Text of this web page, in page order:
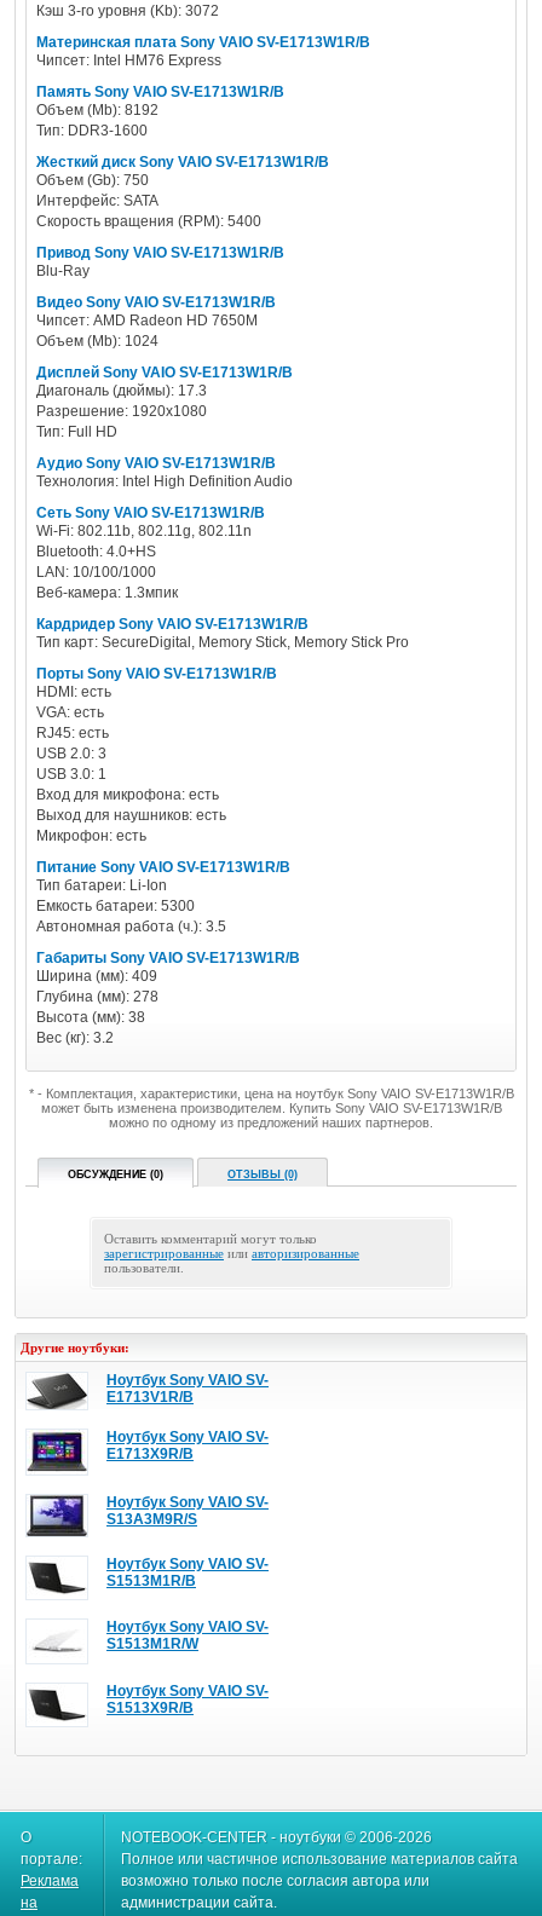
Кэш 3-го уровня (Kb): 3072
Материнская плата Sony VAIO SV-E1713W1R/B
Чипсет: Intel HM76 Express
Память Sony VAIO SV-E1713W1R/B
Объем (Mb): 8192
Тип: DDR3-1600
Жесткий диск Sony VAIO SV-E1713W1R/B
Объем (Gb): 750
Интерфейс: SATA
Скорость вращения (RPM): 5400
Привод Sony VAIO SV-E1713W1R/B
Blu-Ray
Видео Sony VAIO SV-E1713W1R/B
Чипсет: AMD Radeon HD 7650M
Объем (Mb): 1024
Дисплей Sony VAIO SV-E1713W1R/B
Диагональ (дюймы): 17.3
Разрешение: 1920x1080
Тип: Full HD
Аудио Sony VAIO SV-E1713W1R/B
Технология: Intel High Definition Audio
Сеть Sony VAIO SV-E1713W1R/B
Wi-Fi: 802.11b, 802.11g, 802.11n
Bluetooth: 4.0+HS
LAN: 10/100/1000
Веб-камера: 1.3мпик
Кардридер Sony VAIO SV-E1713W1R/B
Тип карт: SecureDigital, Memory Stick, Memory Stick Pro
Порты Sony VAIO SV-E1713W1R/B
HDMI: есть
VGA: есть
RJ45: есть
USB 2.0: 3
USB 3.0: 1
Вход для микрофона: есть
Выход для наушников: есть
Микрофон: есть
Питание Sony VAIO SV-E1713W1R/B
Тип батареи: Li-Ion
Емкость батареи: 5300
Автономная работа (ч.): 3.5
Габариты Sony VAIO SV-E1713W1R/B
Ширина (мм): 409
Глубина (мм): 278
Высота (мм): 38
Вес (кг): 3.2
* - Комплектация, характеристики, цена на ноутбук Sony VAIO SV-E1713W1R/B
может быть изменена производителем. Купить Sony VAIO SV-E1713W1R/B
можно по одному из предложений наших партнеров.
ОБСУЖДЕНИЕ (0) ОТЗЫВЫ (0)
Оставить комментарий могут только
зарегистрированные или авторизированные
пользователи.
Другие ноутбуки:
Ноутбук Sony VAIO SV-
E1713V1R/B
Ноутбук Sony VAIO SV-
E1713X9R/B
Ноутбук Sony VAIO SV-
S13A3M9R/S
Ноутбук Sony VAIO SV-
S1513M1R/B
Ноутбук Sony VAIO SV-
S1513M1R/W
Ноутбук Sony VAIO SV-
S1513X9R/B
О
портале:
Реклама
на
NOTEBOOK-CENTER - ноутбуки © 2006-2026
Полное или частичное использование материалов сайта
возможно только после согласия автора или
администрации сайта.